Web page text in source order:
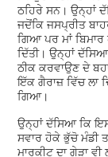
ਠਹਿਰੇ ਸਨ। ਉਨ੍ਹਾਂ
ਜਦੋਂਕਿ ਜਸਪ੍ਰੀਤ
ਗਿਆ ਪਰ ਮਾਂ
ਦਿੱਤੀ। ਉਨ੍ਹਾਂ
ਠੀਕ ਕਰਵਾਉਣ ਦੇ
ਇੱਕ ਗੈਰਾਜ਼ ਵਿੱਚ ਲਾ
ਗਿਆ।
ਉਨ੍ਹਾਂ ਦੱਸਿਆ ਕਿ
ਸਵਾਰ ਹੋਕੇ ਭੁੱਚੋ
ਮਾਰਕੀਟ ਦਾ ਗੇੜਾ